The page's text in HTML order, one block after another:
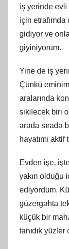
iş yerinde
için etrafımda
gidiyor ve
giyiniyorum.
Yine de iş
Çünkü
aralarında
sikilecek biri
arada sırada
hayatımı aktif
Evden işe,
yakın olduğu
ediyordum.
güzergahta
küçük bir
tanıdık